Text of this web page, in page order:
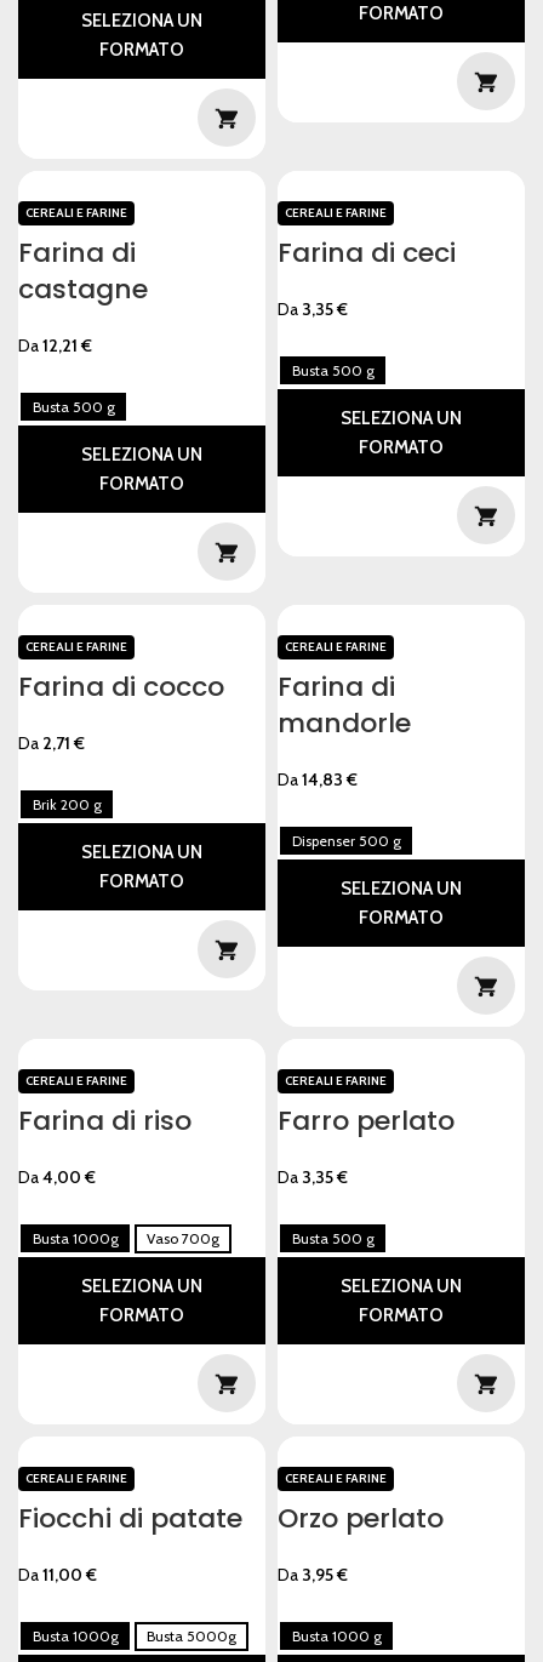
SELEZIONA UN
FORMATO
FORMATO
Farina di
castagne
CEREALI E FARINE
Da12,21€
Busta 500 g
SELEZIONA UN
FORMATO
Farina di ceci
CEREALI E FARINE
Da 3,35€
Busta 500 g
SELEZIONA UN
FORMATO
Farina di cocco
CEREALI E FARINE
Da 2,71€
Brik 200 g
SELEZIONA UN
FORMATO
Farina di
mandorle
CEREALI E FARINE
Da14,83€
Dispenser 500 g
SELEZIONA UN
FORMATO
Farina di riso
CEREALI E FARINE
Da4,00€
Busta 1000g Vaso 700g
SELEZIONA UN
FORMATO
Farro perlato
CEREALI E FARINE
Da 3,35€
Busta 500 g
SELEZIONA UN
FORMATO
Fiocchi di patate
CEREALI E FARINE
Da11,00€
Busta 1000g Busta 5000g
Orzo perlato
CEREALI E FARINE
Da 3,95€
Busta 1000 g